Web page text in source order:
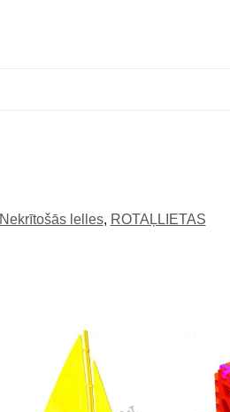
Nekrītošās lelles, ROTAĻLIETAS